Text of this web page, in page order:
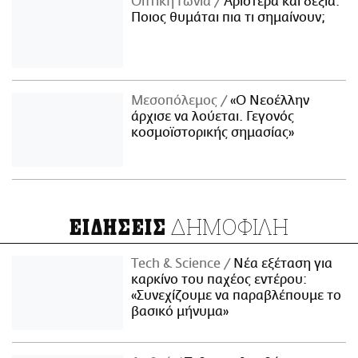
Ποιος θυμάται πια τι σημαίνουν;
Μεσοπόλεμος
«Ο Νεοέλλην
άρχισε να λούεται. Γεγονός
κοσμοϊστορικής σημασίας»
ΕΙΔΗΣΕΙΣ ΔΗΜΟΦΙΛΗ
Τech & Science
Νέα εξέταση για
καρκίνο του παχέος εντέρου:
«Συνεχίζουμε να παραβλέπουμε το
βασικό μήνυμα»